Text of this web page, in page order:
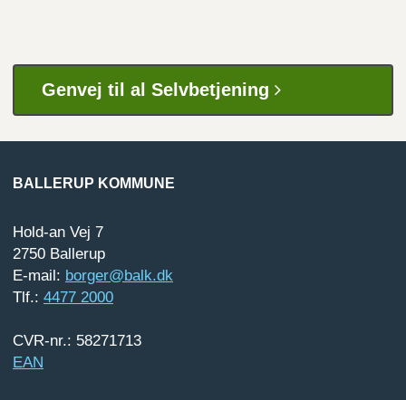
Genvej til al Selvbetjening
BALLERUP KOMMUNE
Hold-an Vej 7
2750 Ballerup
E-mail: borger@balk.dk
Tlf.: 4477 2000
CVR-nr.: 58271713
EAN